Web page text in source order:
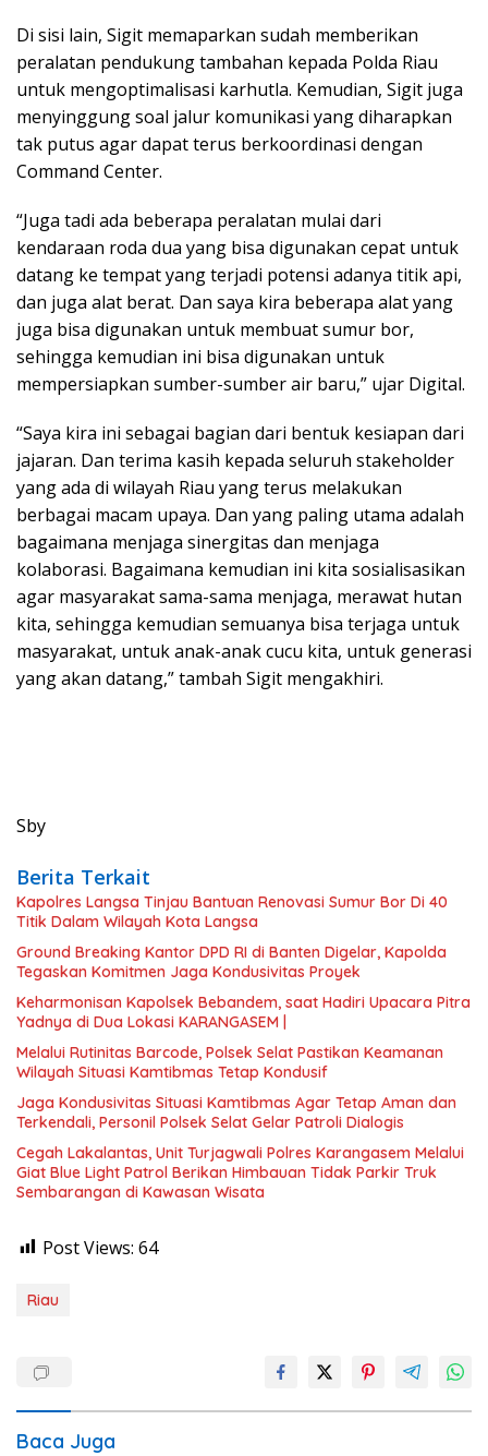
Di sisi lain, Sigit memaparkan sudah memberikan
peralatan pendukung tambahan kepada Polda Riau
untuk mengoptimalisasi karhutla. Kemudian, Sigit juga
menyinggung soal jalur komunikasi yang diharapkan
tak putus agar dapat terus berkoordinasi dengan
Command Center.
“Juga tadi ada beberapa peralatan mulai dari
kendaraan roda dua yang bisa digunakan cepat untuk
datang ke tempat yang terjadi potensi adanya titik api,
dan juga alat berat. Dan saya kira beberapa alat yang
juga bisa digunakan untuk membuat sumur bor,
sehingga kemudian ini bisa digunakan untuk
mempersiapkan sumber-sumber air baru,” ujar Digital.
“Saya kira ini sebagai bagian dari bentuk kesiapan dari
jajaran. Dan terima kasih kepada seluruh stakeholder
yang ada di wilayah Riau yang terus melakukan
berbagai macam upaya. Dan yang paling utama adalah
bagaimana menjaga sinergitas dan menjaga
kolaborasi. Bagaimana kemudian ini kita sosialisasikan
agar masyarakat sama-sama menjaga, merawat hutan
kita, sehingga kemudian semuanya bisa terjaga untuk
masyarakat, untuk anak-anak cucu kita, untuk generasi
yang akan datang,” tambah Sigit mengakhiri.
Sby
Berita Terkait
Kapolres Langsa Tinjau Bantuan Renovasi Sumur Bor Di 40
Titik Dalam Wilayah Kota Langsa
Ground Breaking Kantor DPD RI di Banten Digelar, Kapolda
Tegaskan Komitmen Jaga Kondusivitas Proyek
Keharmonisan Kapolsek Bebandem, saat Hadiri Upacara Pitra
Yadnya di Dua Lokasi ​KARANGASEM |
Melalui Rutinitas Barcode, Polsek Selat Pastikan Keamanan
Wilayah Situasi Kamtibmas Tetap Kondusif
Jaga Kondusivitas Situasi Kamtibmas Agar Tetap Aman dan
Terkendali, Personil Polsek Selat Gelar Patroli Dialogis
Cegah Lakalantas, Unit Turjagwali Polres Karangasem Melalui
Giat Blue Light Patrol Berikan Himbauan Tidak Parkir Truk
Sembarangan di Kawasan Wisata
Post Views: 64
Riau
Baca Juga